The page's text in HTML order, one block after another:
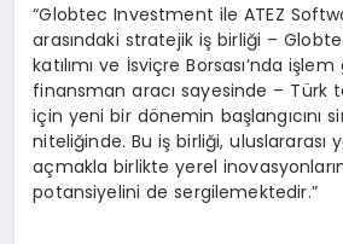
“Globtec Investment ile ATEZ
arasındaki stratejik iş birliği –
katılımı ve İsviçre Borsası’nda
finansman aracı sayesinde – Türk
için yeni bir dönemin başlangıcını
niteliğinde. Bu iş birliği, uluslararası
açmakla birlikte yerel
potansiyelini de sergilemektedir.”